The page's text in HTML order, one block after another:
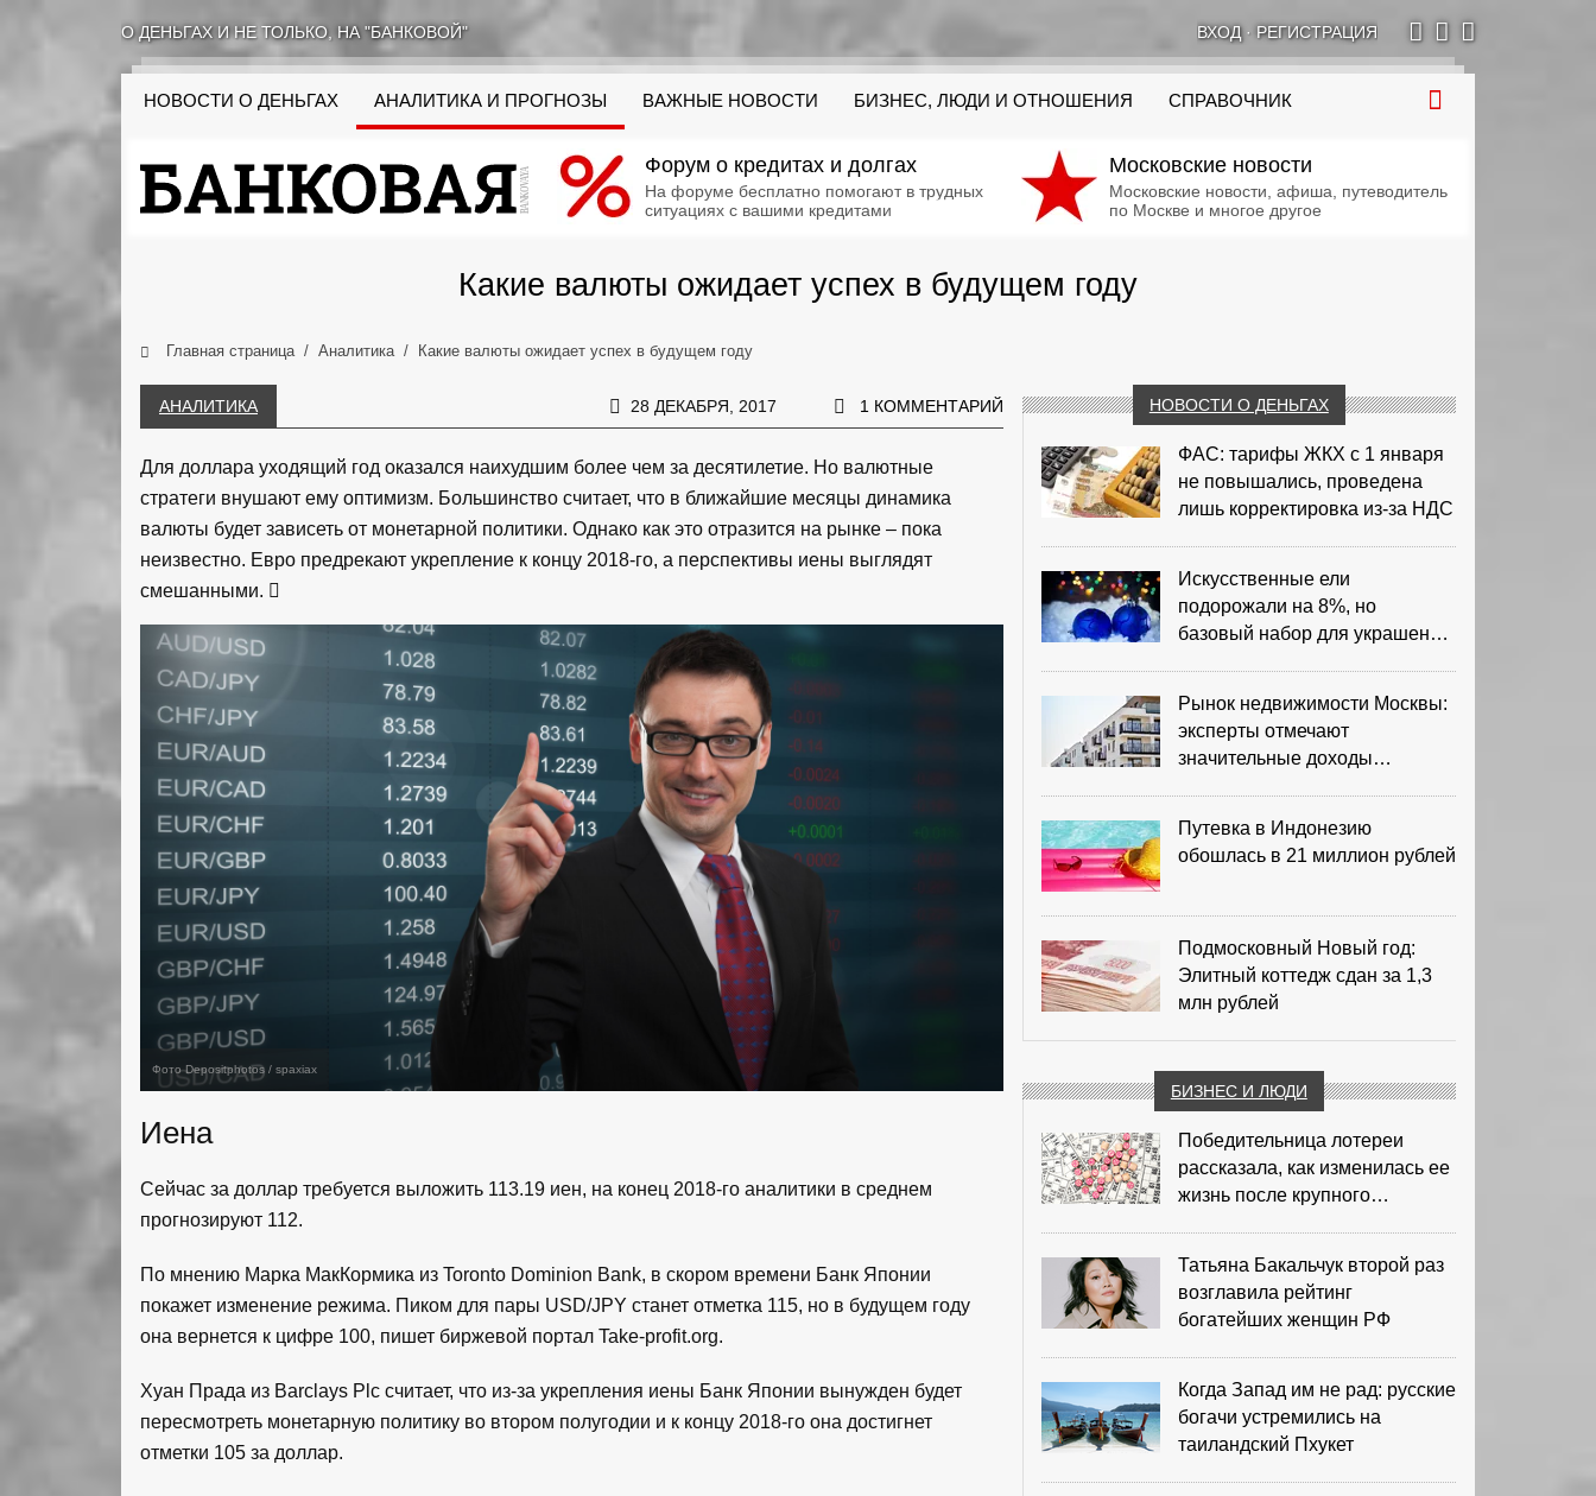
О ДЕНЬГАХ И НЕ ТОЛЬКО, НА "БАНКОВОЙ" ВХОД· РЕГИСТРАЦИЯ
НОВОСТИ О ДЕНЬГАХ АНАЛИТИКА И ПРОГНОЗЫ ВАЖНЫЕ НОВОСТИ БИЗНЕС, ЛЮДИ И ОТНОШЕНИЯ СПРАВОЧНИК
Форум о кредитах и долгах
На форуме бесплатно помогают в трудных
ситуациях с вашими кредитами
Московские новости
Московские новости, афиша, путеводитель
по Москве и многое другое
Какие валюты ожидает успех в будущем году
Главная страница Аналитика Какие валюты ожидает успех в будущем году
АНАЛИТИКА 28 ДЕКАБРЯ, 2017 1 КОММЕНТАРИЙ
Для доллара уходящий год оказался наихудшим более чем за десятилетие. Но валютные
стратеги внушают ему оптимизм. Большинство считает, что в ближайшие месяцы динамика
валюты будет зависеть от монетарной политики. Однако как это отразится на рынке – пока
неизвестно. Евро предрекают укрепление к концу 2018-го, а перспективы иены выглядят
смешанными.
Фото Depositphotos / spaxiax
Иена
Сейчас за доллар требуется выложить 113.19 иен, на конец 2018-го аналитики в среднем
прогнозируют 112.
По мнению Марка МакКормика из Toronto Dominion Bank, в скором времени Банк Японии
покажет изменение режима. Пиком для пары USD/JPY станет отметка 115, но в будущем году
она вернется к цифре 100, пишет биржевой портал Take-profit.org.
Хуан Прада из Barclays Plc считает, что из-за укрепления иены Банк Японии вынужден будет
пересмотреть монетарную политику во втором полугодии и к концу 2018-го она достигнет
отметки 105 за доллар.
НОВОСТИ О ДЕНЬГАХ
ФАС: тарифы ЖКХ с 1 января
не повышались, проведена
лишь корректировка из‑за НДС
Искусственные ели
подорожали на 8%, но
базовый набор для украшения
Рынок недвижимости Москвы:
эксперты отмечают
значительные доходы
Путевка в Индонезию
обошлась в 21 миллион рублей
Подмосковный Новый год:
Элитный коттедж сдан за 1,3
млн рублей
БИЗНЕС И ЛЮДИ
Победительница лотереи
рассказала, как изменилась ее
жизнь после крупного
Татьяна Бакальчук второй раз
возглавила рейтинг
богатейших женщин РФ
Когда Запад им не рад: русские
богачи устремились на
таиландский Пхукет